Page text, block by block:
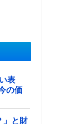
表
の価
」と財